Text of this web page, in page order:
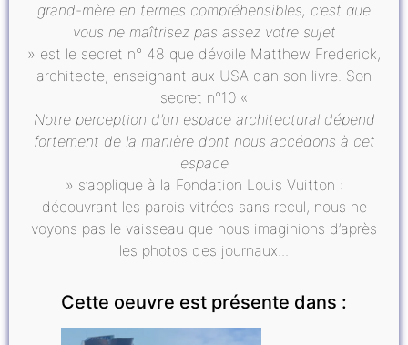
grand-mère en termes compréhensibles, c’est que
vous ne maîtrisez pas assez votre sujet
» est le secret n° 48 que dévoile Matthew Frederick,
architecte, enseignant aux USA dan son livre. Son
secret n°10 «
Notre perception d’un espace architectural dépend
fortement de la manière dont nous accédons à cet
espace
» s’applique à la Fondation Louis Vuitton :
découvrant les parois vitrées sans recul, nous ne
voyons pas le vaisseau que nous imaginions d’après
les photos des journaux...
Cette oeuvre est présente dans :